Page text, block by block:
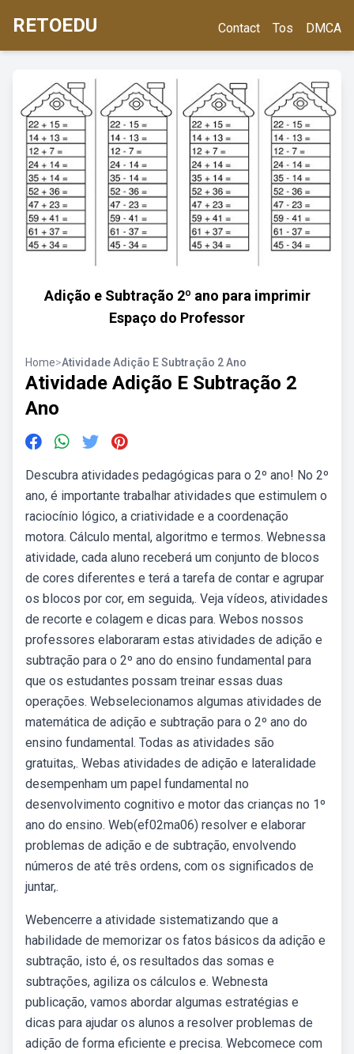
RETOEDU Contact Tos DMCA
Adição e Subtração 2º ano para imprimir
Espaço do Professor
Home>Atividade Adição E Subtração 2 Ano
Atividade Adição E Subtração 2
Ano
Descubra atividades pedagógicas para o 2º ano! No 2º
ano, é importante trabalhar atividades que estimulem o
raciocínio lógico, a criatividade e a coordenação
motora. Cálculo mental, algoritmo e termos. Webnessa
atividade, cada aluno receberá um conjunto de blocos
de cores diferentes e terá a tarefa de contar e agrupar
os blocos por cor, em seguida,. Veja vídeos, atividades
de recorte e colagem e dicas para. Webos nossos
professores elaboraram estas atividades de adição e
subtração para o 2º ano do ensino fundamental para
que os estudantes possam treinar essas duas
operações. Webselecionamos algumas atividades de
matemática de adição e subtração para o 2º ano do
ensino fundamental. Todas as atividades são
gratuitas,. Webas atividades de adição e lateralidade
desempenham um papel fundamental no
desenvolvimento cognitivo e motor das crianças no 1º
ano do ensino. Web(ef02ma06) resolver e elaborar
problemas de adição e de subtração, envolvendo
números de até três ordens, com os significados de
juntar,.
Webencerre a atividade sistematizando que a
habilidade de memorizar os fatos básicos da adição e
subtração, isto é, os resultados das somas e
subtrações, agiliza os cálculos e. Webnesta
publicação, vamos abordar algumas estratégias e
dicas para ajudar os alunos a resolver problemas de
adição de forma eficiente e precisa. Webcomece com